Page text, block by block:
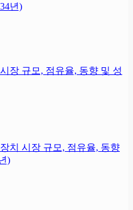
년)
장 규모, 점유율, 동향 및 성
치 시장 규모, 점유율, 동향
)